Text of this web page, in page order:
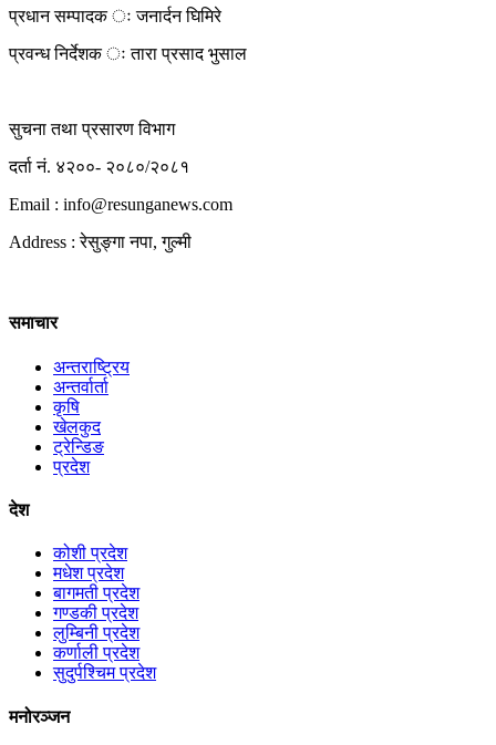
प्रधान सम्पादक ः जनार्दन घिमिरे
प्रवन्ध निर्देशक ः तारा प्रसाद भुसाल
सुचना तथा प्रसारण विभाग
दर्ता नं. ४२००- २०८०/२०८१
Email : info@resunganews.com
Address : रेसुङ्गा नपा, गुल्मी
समाचार
अन्तराष्ट्रिय
अन्तर्वार्ता
कृषि
खेलकुद
ट्रेन्डिङ
प्रदेश
देश
कोशी प्रदेश
मधेश प्रदेश
बागमती प्रदेश
गण्डकी प्रदेश
लुम्बिनी प्रदेश
कर्णाली प्रदेश
सुदुर्पश्चिम प्रदेश
मनोरञ्जन